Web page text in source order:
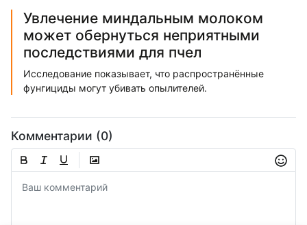
Увлечение миндальным молоком
может обернуться неприятными
последствиями для пчел
Исследование показывает, что распространённые
фунгициды могут убивать опылителей.
Комментарии (0)